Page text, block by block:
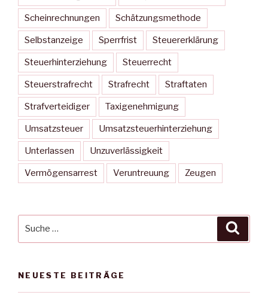
Scheinrechnungen Schätzungsmethode
Selbstanzeige Sperrfrist Steuererklärung
Steuerhinterziehung Steuerrecht
Steuerstrafrecht Strafrecht Straftaten
Strafverteidiger Taxigenehmigung
Umsatzsteuer Umsatzsteuerhinterziehung
Unterlassen Unzuverlässigkeit
Vermögensarrest Veruntreuung Zeugen
NEUESTE BEITRÄGE